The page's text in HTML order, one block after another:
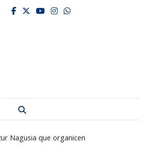
facebook
twitter
youtube
instagram
whatsapp
Nagusia que organicen